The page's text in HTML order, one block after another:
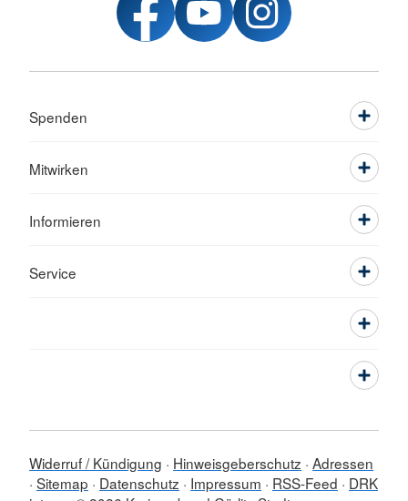
Spenden
Mitwirken
Informieren
Service
Widerruf / Kündigung Hinweisgeberschutz Adressen
Sitemap
Datenschutz Impressum RSS-Feed
DRK